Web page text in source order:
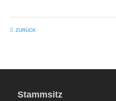
ZURÜCK
Stammsitz